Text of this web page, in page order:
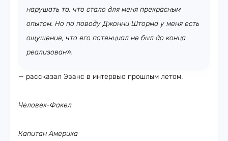
нарушать то, что стало для меня прекрасным
опытом. Но по поводу Джонни Шторма у меня есть
ощущение, что его потенциал не был до конца
реализован»,
— рассказал Эванс в интервью прошлым летом.
Человек-Факел
Капитан Америка